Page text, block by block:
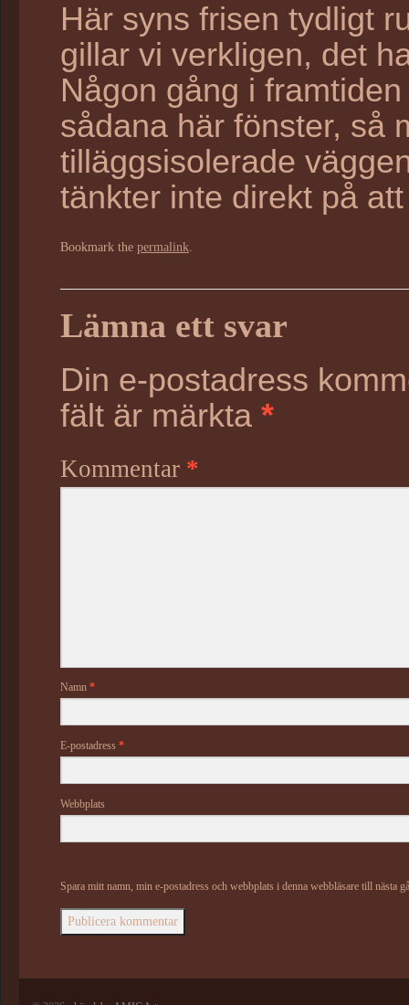
Här syns frisen tydligt
gillar vi verkligen, det
Någon gång i
sådana här fönster, så
tilläggsisolerade
tänkter inte direkt på
Bookmark the permalink
Lämna ett svar
Din e-postadress
fält är märkta *
Kommentar *
Namn *
E-postadress *
Webbplats
Spara mitt namn, min e-postadress och webbplats i denna webbläsare till nästa